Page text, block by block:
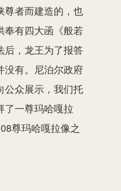
尊者而建造的，也
奉有四大函《般若
后，龙王为了报答
没有。尼泊尔政府
公众展示，我们托
了一尊玛哈嘎拉
尊玛哈嘎拉像之